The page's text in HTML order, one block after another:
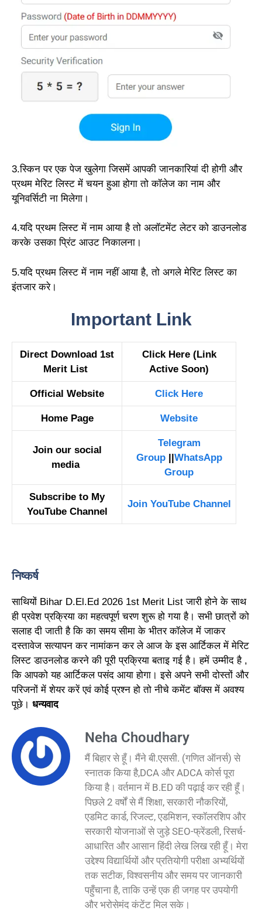
3.स्किन पर एक पेज खुलेगा जिसमें आपकी जानकारियां दी होगी और
प्रथम मेरिट लिस्ट में चयन हुआ होगा तो कॉलेज का नाम और
यूनिवर्सिटी ना मिलेगा।
4.यदि प्रथम लिस्ट में नाम आया है तो अलॉटमेंट लेटर को डाउनलोड
करके उसका प्रिंट आउट निकालना।
5.यदि प्रथम लिस्ट में नाम नहीं आया है, तो अगले मेरिट लिस्ट का
इंतजार करे।
Important Link
Direct Download 1st
Merit List
Click Here (Link
Active Soon)
Official Website Click Here
Home Page Website
Join our social
media
Telegram
Group|| WhatsApp
Group
Subscribe to My
YouTube Channel
Join YouTube Channel
निष्कर्ष
साथियों Bihar D.El.Ed 2026 1st Merit List जारी होने के साथ
ही प्रवेश प्रक्रिया का महत्वपूर्ण चरण शुरू हो गया है। सभी छात्रों को
सलाह दी जाती है कि का समय सीमा के भीतर कॉलेज में जाकर
दस्तावेज सत्यापन कर नामांकन कर ले आज के इस आर्टिकल में मेरिट
लिस्ट डाउनलोड करने की पूरी प्रक्रिया बताइ गई है। हमें उम्मीद है ,
कि आपको यह आर्टिकल पसंद आया होगा। इसे अपने सभी दोस्तों और
परिजनों में शेयर करें एवं कोई प्रश्न हो तो नीचे कमेंट बॉक्स में अवश्य
पूछे। धन्यवाद
Neha Choudhary
मैं बिहार से हूँ। मैंने बी.एससी. (गणित ऑनर्स) से
स्नातक किया है,DCA और ADCA कोर्स पूरा
किया है। वर्तमान में B.ED की पढ़ाई कर रही हूँ।
पिछले 2 वर्षों से मैं शिक्षा, सरकारी नौकरियों,
एडमिट कार्ड, रिजल्ट, एडमिशन, स्कॉलरशिप और
सरकारी योजनाओं से जुड़े SEO-फ्रेंडली, रिसर्च-
आधारित और आसान हिंदी लेख लिख रही हूँ। मेरा
उद्देश्य विद्यार्थियों और प्रतियोगी परीक्षा अभ्यर्थियों
तक सटीक, विश्वसनीय और समय पर जानकारी
पहुँचाना है, ताकि उन्हें एक ही जगह पर उपयोगी
और भरोसेमंद कंटेंट मिल सके।